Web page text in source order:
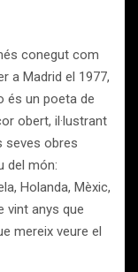
conegut com
a Madrid el 1977,
és un poeta de
obert, il·lustrant
seves obres
del món:
Holanda, Mèxic,
vint anys que
mereix veure el